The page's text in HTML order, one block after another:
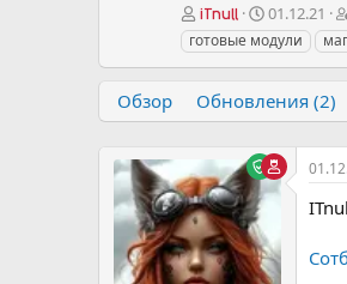
А
в
т
р
т
м
ы
iTnull
Д
а
т
н
а
а
л
01.12.21
готовые модули
Обзор Обновления (2)